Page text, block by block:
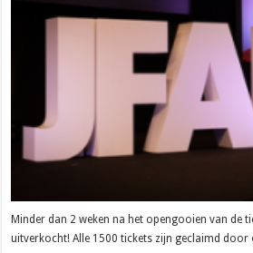
Minder dan 2 weken na het opengooien van de
uitverkocht! Alle 1500 tickets zijn geclaimd door